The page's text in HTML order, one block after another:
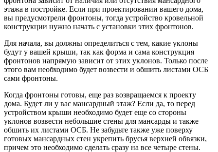
этажа в постройке. Если при проектировании вашего дома,
вы предусмотрели фронтоны, тогда устройство кровельной
конструкции нужно начать с установки этих фронтонов.
Для начала, вы должны определиться с тем, какие уклоны
будут у вашей крыши, так как форма и сама конструкция
фронтонов напрямую зависит от этих уклонов. Только после
этого вам необходимо будет возвести и обшить листами ОСБ
сами фронтоны.
Когда фронтоны готовы, еще раз возвращаемся к проекту
дома. Будет ли у вас мансардный этаж? Если да, то перед
устройством крыши необходимо будет еще со стороны
уклонов возвести небольшие стены для мансарды и также
обшить их листами ОСБ. Не забудьте также уже поверху
готовых мансардных стен укрепить брусья верхней обвязки,
причем это необходимо сделать сразу на все четыре стены.